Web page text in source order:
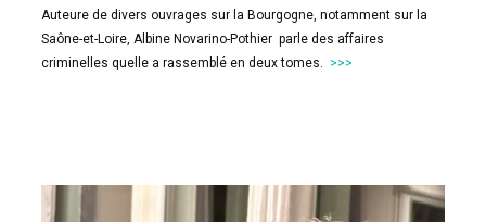
Auteure de divers ouvrages sur la Bourgogne, notamment sur la
Saône-et-Loire, Albine Novarino-Pothier parle des affaires
criminelles quelle a rassemblé en deux tomes. >>>